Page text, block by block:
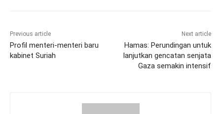
Previous article
Profil menteri-menteri baru
kabinet Suriah
Next article
Hamas: Perundingan untuk
lanjutkan gencatan senjata
Gaza semakin intensif